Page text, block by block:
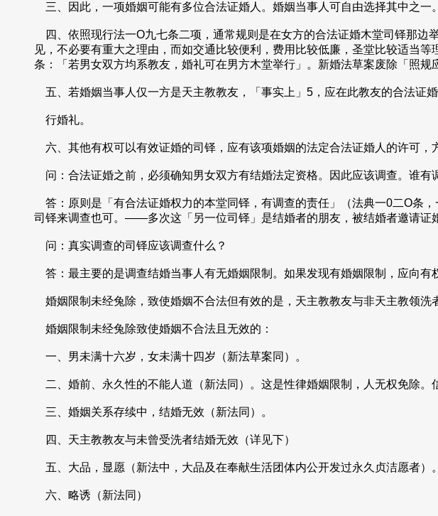
三、因此，一项婚姻可能有多位合法证婚人。婚姻当事人可自由选择其中之一。
四、依照现行法一O九七条二项，通常规则是在女方的合法证婚木堂司铎那边
见，不必要有重大之理由，而如交通比较便利，费用比较低廉，圣堂比较适当
条：「若男女双方均系教友，婚礼可在男方木堂举行」。新婚法草案废除「照规
五、若婚姻当事人仅一方是天主教教友，「事实上」5，应在此教友的合法证
行婚礼。
六、其他有权可以有效证婚的司铎，应有该项婚姻的法定合法证婚人的许可，
问：合法证婚之前，必须确知男女双方有结婚法定资格。因此应该调查。谁有
答：原则是「有合法证婚权力的本堂同铎，有调查的责任」（法典一0二O条
司铎来调查也可。——多次这「另一位司铎」是结婚者的朋友，被结婚者邀请证
问：真实调查的司铎应该调查什么？
答：最主要的是调查结婚当事人有无婚姻限制。如果发现有婚姻限制，应向有
婚姻限制未经兔除，致使婚姻不合法但有效的是，天主教教友与非天主教领洗
婚姻限制未经兔除致使婚姻不合法且无效的：
一、男未满十六岁，女未满十四岁（新法草案同）。
二、婚前、永久性的不能人道（新法同）。这是性律婚姻限制，人无权免除。
三、婚姻关系存续中，结婚无效（新法同）。
四、天主教教友与未曾受洗者结婚无效（详见下）
五、大品，显愿（新法中，大品及在奉献生活团体内公开发过永久贞洁愿者）。
六、略诱（新法同）